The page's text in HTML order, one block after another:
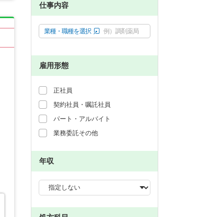
仕事内容
業種・職種を選択 例）調剤薬局
雇用形態
正社員
契約社員・嘱託社員
パート・アルバイト
業務委託その他
年収